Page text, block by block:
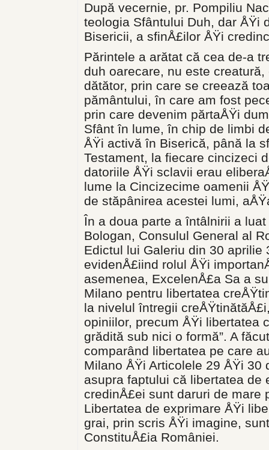
După vecernie, pr. Pompiliu
teologia Sfântului Duh, dar ÅŸi
Bisericii, a sfinÅ£ilor ÅŸi
Părintele a arătat că cea de-a
duh oarecare, nu este
dătător, prin care se creează
pământului, în care am fost
prin care devenim părtaÅŸi
Sfânt în lume, în chip de limbi
ÅŸi activă în Biserică, până la
Testament, la fieca­re cincizeci
datoriile ÅŸi sclavii erau
lume la Cincizecime oamenii
de stăpânirea acestei lumi,
În a doua parte a întâlnirii a
Bologan, Consulul General al
Edictul lui Galeriu din 30
evidenÅ£iind rolul ÅŸi
asemenea, ExcelenÅ£a Sa a
Milano pentru liber­tatea
la nivelul întregii
opiniilor, precum ÅŸi li­bertatea
grădită sub nici o formă”. A
comparând libertatea pe care
Milano ÅŸi Articolele 29 ÅŸi
asupra faptului că libertatea de
credin­Å£ei sunt daruri de mare
Libertatea de exprimare ÅŸi
grai, prin scris ÅŸi imagine,
ConstituÅ£ia României.